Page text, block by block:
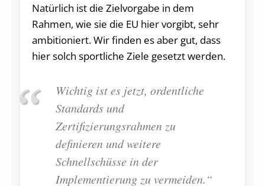
Natürlich ist die Zielvorgabe in dem
Rahmen, wie sie die EU hier vorgibt, sehr
ambitioniert. Wir finden es aber gut, dass
hier solch sportliche Ziele gesetzt werden.
Wichtig ist es jetzt, ordentliche
Standards und
Zertifizierungsrahmen zu
definieren und weitere
Schnellschüsse in der
Implementierung zu vermeiden.“